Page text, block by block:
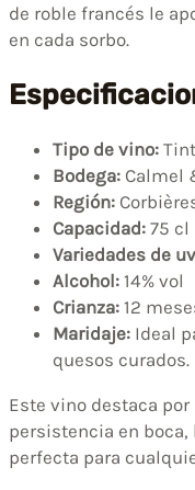
de roble francés le
en cada sorbo.
Tipo de vino:
Bodega: Calmel
Región:
Capacidad: 75 cl
Variedades de
Alcohol: 14% vol
Crianza: 12
Maridaje: Ideal
quesos curados.
Este vino destaca
persistencia en
perfecta para